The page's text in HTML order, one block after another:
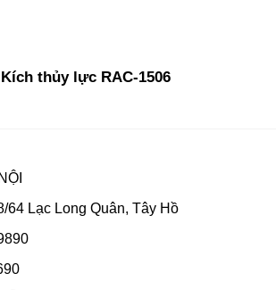
Kích thủy lực RAC-1506
64 Lạc Long Quân, Tây Hồ